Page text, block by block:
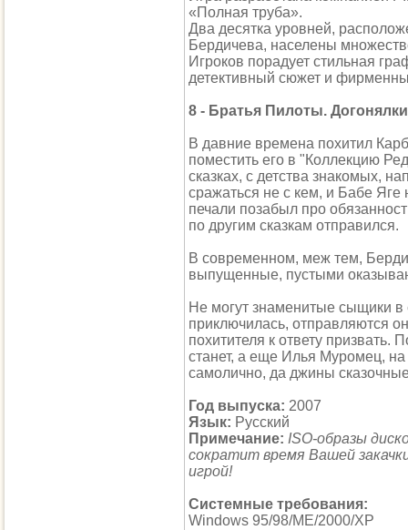
«Полная труба».
Два десятка уровней,
Бердичева, населены
Игроков порадует стильная
детективный сюжет и
8 - Братья Пилоты. Догонялки
В давние времена похитил
поместить его в "Коллекцию
сказках, с детства знакомых,
сражаться не с кем, и Бабе Яге
печали позабыл про
по другим сказкам отправился.
В современном, меж тем,
выпущенные, пустыми
Не могут знаменитые сыщики в
приключилась, отправляются
похитителя к ответу призвать.
станет, а еще Илья Муромец,
самолично, да джины
Год выпуска: 2007
Язык: Русский
Примечание: ISO-образы
сократит время Вашей
игрой!
Системные требования:
Windows 95/98/ME/2000/XP